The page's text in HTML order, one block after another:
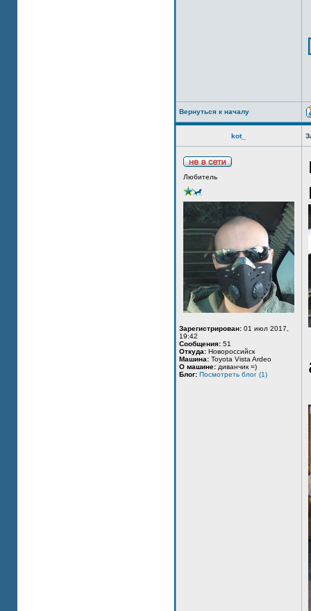
Вернуться к началу
kot_
Любитель
Зарегистрирован: 01 июл 2017,
19:42
Сообщения: 51
Откуда: Новороссийск
Машина: Toyota Vista Ardeo
О машине: диванчик =)
Блог: Посмотреть блог (1)